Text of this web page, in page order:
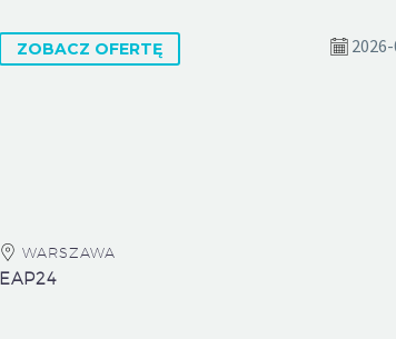
ZOBACZ OFERTĘ
WARSZAWA
EAP24